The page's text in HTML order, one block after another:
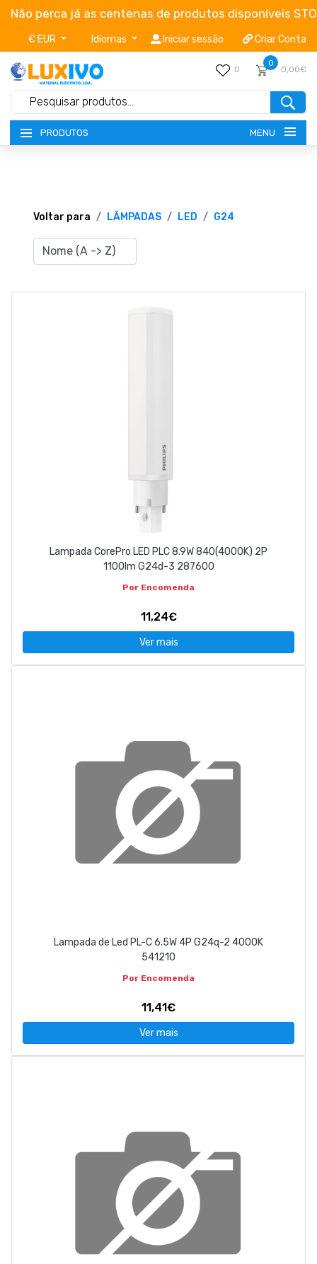
Não perca já as centenas de produtos disponíveis
€ EUR Idiomas Iniciar sessão Criar Conta
0
0
0,00€
PRODUTOS MENU
TERMOS E CONDIÇÕES
CATÁLOGOS
Voltar para LÂMPADAS LED G24
Lampada CorePro LED PLC 8.9W 840(4000K) 2P
1100lm G24d-3 287600
Por Encomenda
11,24€
Ver mais
Lampada de Led PL-C 6.5W 4P G24q-2 4000K
541210
Por Encomenda
11,41€
Ver mais